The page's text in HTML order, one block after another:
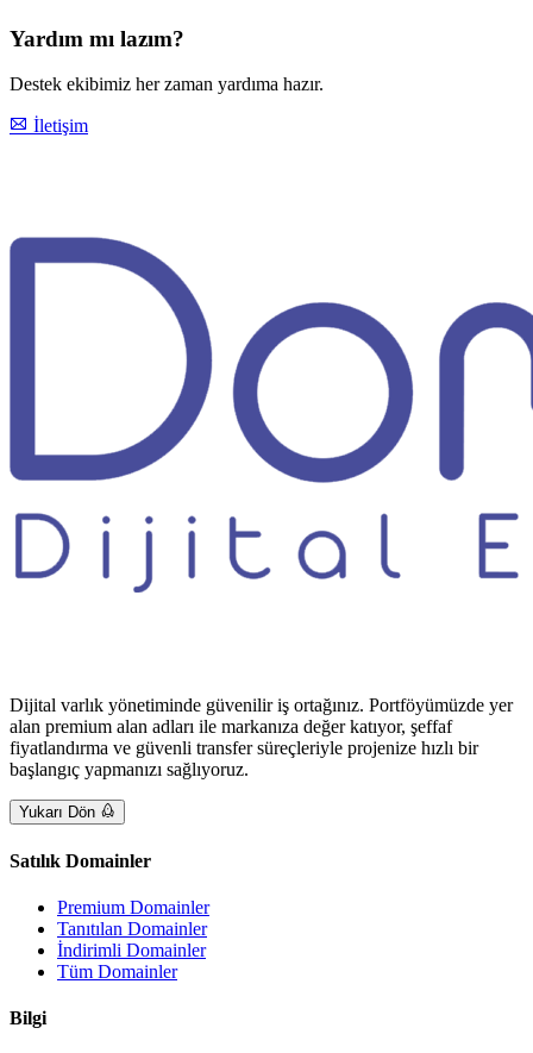
Yardım mı lazım?
Destek ekibimiz her zaman yardıma hazır.
İletişim
Dijital varlık yönetiminde güvenilir iş ortağınız. Portföyümüzde yer
alan premium alan adları ile markanıza değer katıyor, şeffaf
fiyatlandırma ve güvenli transfer süreçleriyle projenize hızlı bir
başlangıç yapmanızı sağlıyoruz.
Yukarı Dön
Satılık Domainler
Premium Domainler
Tanıtılan Domainler
İndirimli Domainler
Tüm Domainler
Bilgi